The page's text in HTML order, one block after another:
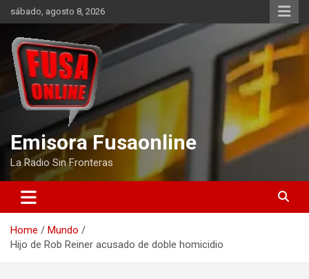
Skip
to
content
sábado, agosto 8, 2026
Emisora Fusaonline
La Radio Sin Fronteras
Home
Mundo
Hijo de Rob Reiner acusado de doble homicidio